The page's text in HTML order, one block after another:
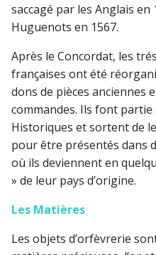
saccagé par les Anglais en
Huguenots en 1567.
Après le Concordat, les
françaises ont été
dons de pièces anciennes
commandes. Ils font
Historiques et sortent de
pour être présentés dans
où ils deviennent en
» de leur pays d’origine.
Les Matières
Les objets d’orfèvrerie